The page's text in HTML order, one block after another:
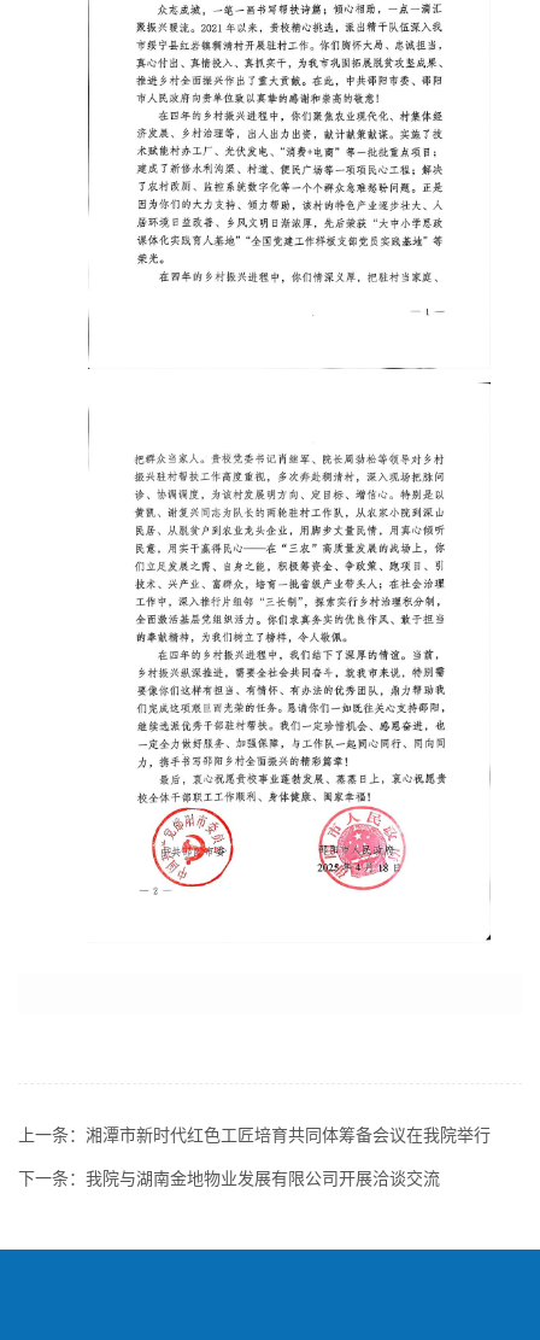
上一条： 湘潭市新时代红色工匠培育共同体筹备会议在我院举行
下一条： 我院与湖南金地物业发展有限公司开展洽谈交流